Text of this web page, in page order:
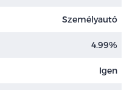
Személyautó
4.99%
Igen